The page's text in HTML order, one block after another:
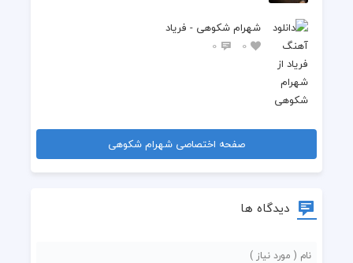
شهرام شکوهی - فریاد
0
0
صفحه اختصاصی شهرام شکوهی
دیدگاه ها